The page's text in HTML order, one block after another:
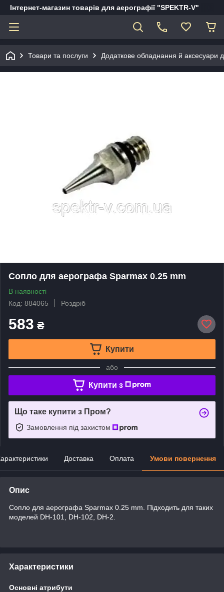
Інтернет-магазин товарів для аерографії "SPEKTR-V"
Товари та послуги Додаткове обладнання й аксесуари
Сопло для аерографа Sparmax 0.25 mm
В наявності
Код: 884065
Роздріб
583 ₴
Купити
або
Купити з
Що таке купити з Пром?
Замовлення під захистом
Доставка Оплата Умови повернення
Опис
Сопло для аерографа Sparmax 0.25 mm. Підходить для таких
моделей DH-101, DH-102, DH-2.
Характеристики
Основні атрибути